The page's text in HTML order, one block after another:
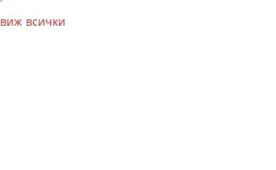
виж всички